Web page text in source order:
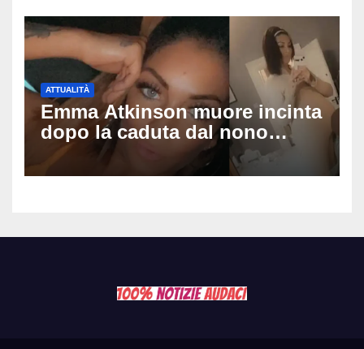
ATTUALITÀ
Emma Atkinson muore incinta
dopo la caduta dal nono
piano: la figlia nasce 30
minuti dopo e sta bene